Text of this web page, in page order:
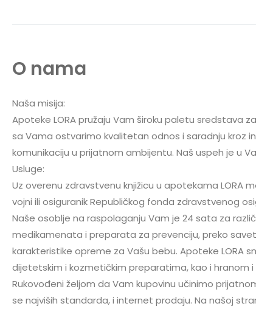
O nama
Naša misija:
Apoteke LORA pružaju Vam široku paletu sredstava
sa Vama ostvarimo kvalitetan odnos i saradnju kroz
komunikaciju u prijatnom ambijentu. Naš uspeh je u
Usluge:
Uz overenu zdravstvenu knjižicu u apotekama
vojni ili osiguranik Republičkog fonda zdravstvenog
Naše osoblje na raspolaganju Vam je 24 sata za
medikamenata i preparata za prevenciju, preko
karakteristike opreme za Vašu bebu. Apoteke LORA
dijetetskim i kozmetičkim preparatima, kao i hranom
Rukovođeni željom da Vam kupovinu učinimo
se najviših standarda, i internet prodaju. Na našoj